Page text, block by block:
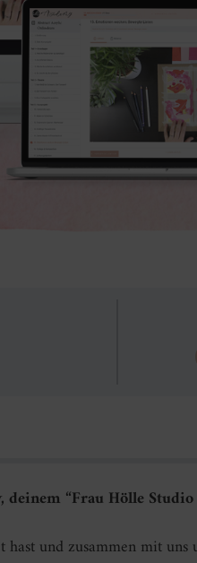
“Frau Hölle Studio
und zusammen mit uns